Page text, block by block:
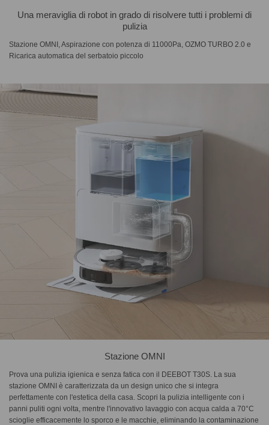
Una meraviglia di robot in grado di risolvere tutti i problemi di
pulizia
Stazione OMNI, Aspirazione con potenza di 11000Pa, OZMO TURBO 2.0 e
Ricarica automatica del serbatoio piccolo
Stazione OMNI
Prova una pulizia igienica e senza fatica con il DEEBOT T30S. La sua
stazione OMNI è caratterizzata da un design unico che si integra
perfettamente con l'estetica della casa. Scopri la pulizia intelligente con i
panni puliti ogni volta, mentre l'innovativo lavaggio con acqua calda a 70°C
scioglie efficacemente lo sporco e le macchie, eliminando la contaminazione